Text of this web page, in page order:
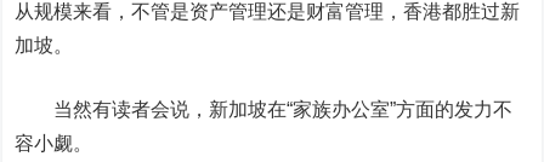
从规模来看，不管是资产管理还是财富管理，香港都胜过新
加坡。
当然有读者会说，新加坡在“家族办公室”方面的发力不
容小觑。